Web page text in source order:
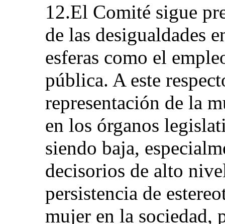
12.El Comité sigue
de las desigualdades
esferas como el
pública. A este
representación de la
en los órganos
siendo baja,
decisorios de alto
persistencia de
mujer en la sociedad,